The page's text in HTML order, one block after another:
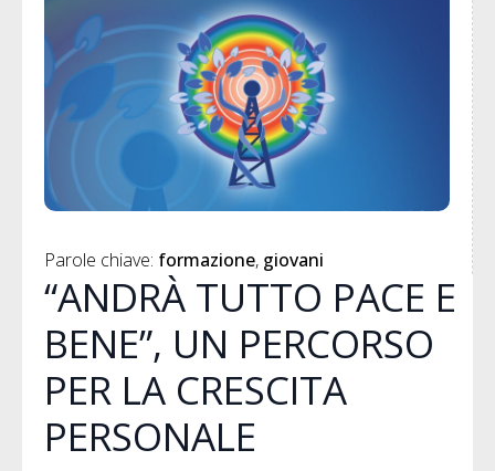
Parole chiave: formazione giovani
“ANDRÀ TUTTO PACE E
BENE”, UN PERCORSO
PER LA CRESCITA
PERSONALE